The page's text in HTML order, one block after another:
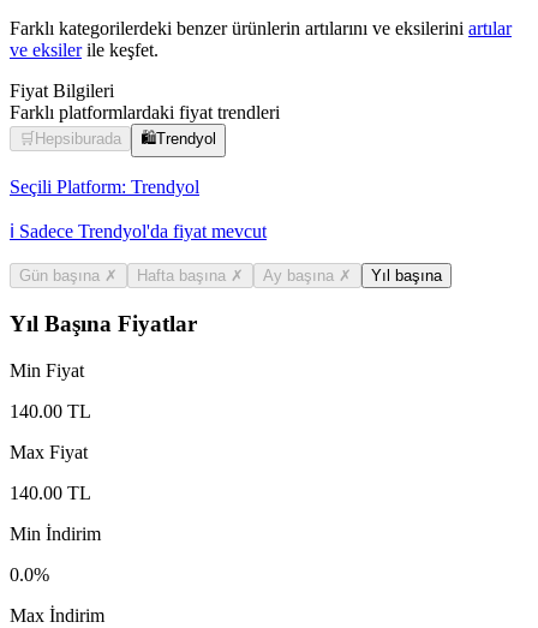
Farklı kategorilerdeki benzer ürünlerin artılarını ve eksilerini artılar
ve eksilerile keşfet.
Fiyat Bilgileri
Farklı platformlardaki fiyat trendleri
🛒 Hepsiburada 🛍️Trendyol
Seçili Platform: Trendyol
ℹ️ Sadece Trendyol'da fiyat mevcut
Gün başına ✗ Hafta başına ✗ Ay başına ✗ Yıl başına
Yıl Başına Fiyatlar
Min Fiyat
140.00 TL
Max Fiyat
140.00 TL
Min İndirim
0.0%
Max İndirim